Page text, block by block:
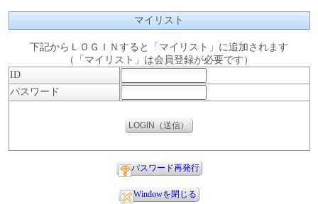
マイリスト
下記からＬＯＧＩＮすると「マイリスト」に追加されます
（「マイリスト」は会員登録が必要です）
ID
パスワード
パスワード再発行
Windowを閉じる